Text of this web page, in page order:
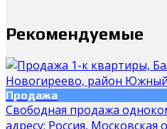
Рекомендуемые
Продажа
Свободная продажа
адресу: Россия, Московская